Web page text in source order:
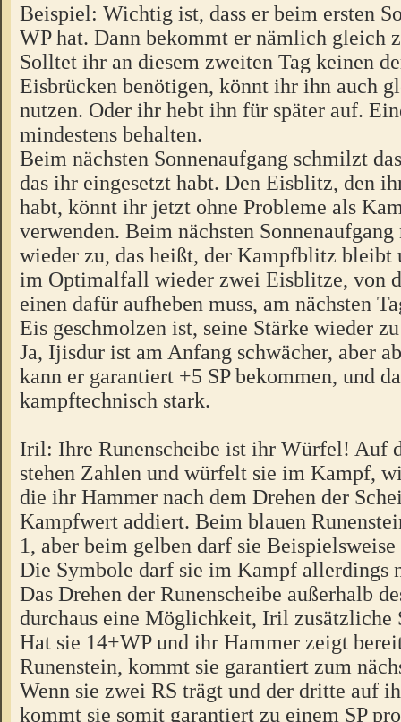
Beispiel: Wichtig ist, dass er beim ersten
WP hat. Dann bekommt er nämlich gleich
Solltet ihr an diesem zweiten Tag keinen
Eisbrücken benötigen, könnt ihr ihn auch
nutzen. Oder ihr hebt ihn für später auf.
mindestens behalten.
Beim nächsten Sonnenaufgang schmilzt
das ihr eingesetzt habt. Den Eisblitz, den
habt, könnt ihr jetzt ohne Probleme als
verwenden. Beim nächsten
wieder zu, das heißt, der Kampfblitz bleibt
im Optimalfall wieder zwei Eisblitze, von
einen dafür aufheben muss, am nächsten
Eis geschmolzen ist, seine Stärke wieder
Ja, Ijisdur ist am Anfang schwächer, aber
kann er garantiert +5 SP bekommen, und
kampftechnisch stark.
Iril: Ihre Runenscheibe ist ihr Würfel! Auf
stehen Zahlen und würfelt sie im Kampf,
die ihr Hammer nach dem Drehen der
Kampfwert addiert. Beim blauen
1, aber beim gelben darf sie
Die Symbole darf sie im Kampf allerdings
Das Drehen der Runenscheibe außerhalb
durchaus eine Möglichkeit, Iril zusätzliche
Hat sie 14+WP und ihr Hammer zeigt
Runenstein, kommt sie garantiert zum
Wenn sie zwei RS trägt und der dritte auf
kommt sie somit garantiert zu einem SP